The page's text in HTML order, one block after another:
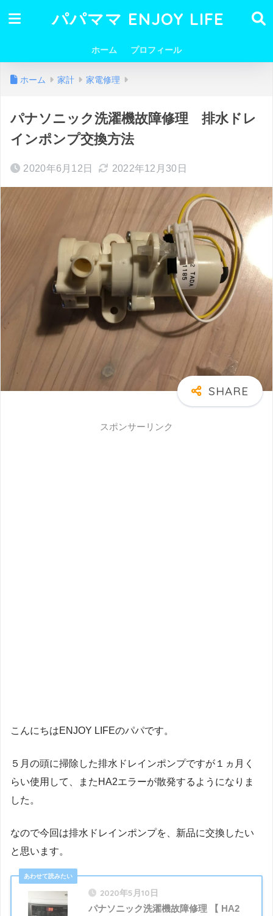
パパママ ENJOY LIFE
ホーム プロフィール
ホーム 家計 家電修理
パナソニック洗濯機故障修理 排水ドレ
インポンプ交換方法
2020年6月12日 2022年12月30日
スポンサーリンク
こんにちはENJOY LIFEのパパです。
５月の頭に掃除した排水ドレインポンプですが１ヵ月く
らい使用して、またHA2エラーが散発するようになりま
した。
なので今回は排水ドレインポンプを、新品に交換したい
と思います。
2020年5月10日
パナソニック洗濯機故障修理 【 HA2